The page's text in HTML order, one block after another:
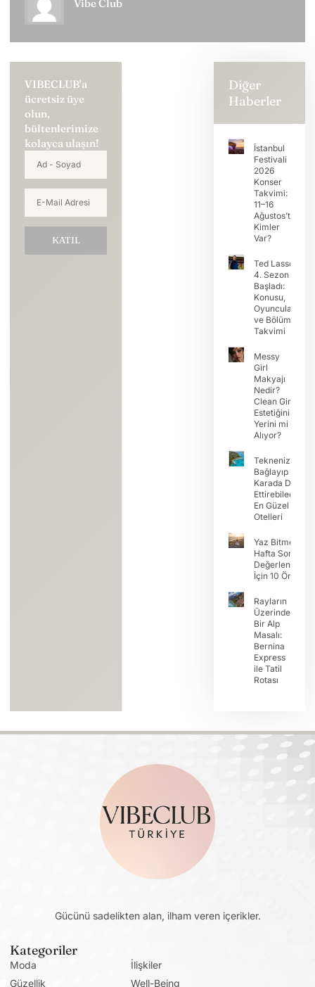
Vibe Club
VIBECLUB'a
ücretsiz üye
olun,
bültenlerimize
kolayca ulaşın!
KATIL
Diğer
Haberler
İstanbul
Festivali
2026
Konser
Takvimi:
11–16
Ağustos’ta
Kimler
Var?
Ted Lasso
4. Sezon
Başladı:
Konusu,
Oyuncuları
ve Bölüm
Takvimi
Messy
Girl
Makyajı
Nedir?
Clean Girl
Estetiğinin
Yerini mi
Alıyor?
Teknenizi
Bağlayıp Tatili
Karada Devam
En Güzel Koy
Otelleri
Yaz Bitmeden
Hafta Sonunu
İçin 10 Öneri
Rayların
Üzerinde
Bir Alp
Masalı:
Bernina
Express
ile Tatil
Rotası
Gücünü sadelikten alan, ilham veren içerikler.
Kategoriler
Moda
Güzellik
İlişkiler
Well-Being